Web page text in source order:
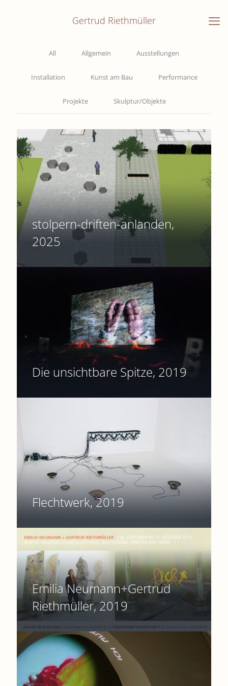
Gertrud Riethmüller
All Allgemein Ausstellungen
Installation Kunst am Bau Performance
Projekte Skulptur/Objekte
stolpern-driften-anlanden,
2025
Die unsichtbare Spitze, 2019
Flechtwerk, 2019
Emilia Neumann+Gertrud
Riethmüller, 2019